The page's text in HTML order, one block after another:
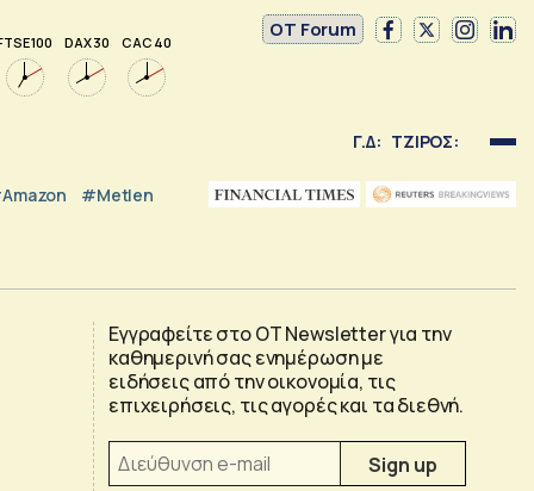
100 DAX 30 CAC 40
OT Forum
Γ.Δ: ΤΖΙΡΟΣ:
#Metlen
Εγγραφείτε στο OT Newsletter για την
καθημερινή σας ενημέρωση με
ειδήσεις από την οικονομία, τις
επιχειρήσεις, τις αγορές και τα διεθνή.